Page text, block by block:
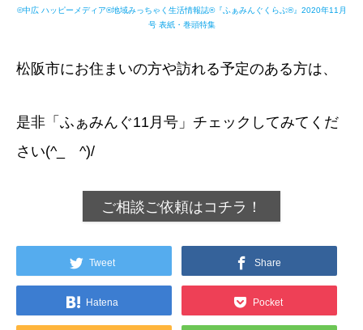
©中広 ハッピーメディア®地域みっちゃく生活情報誌®『ふぁみんぐくらぶ®』2020年11月
号 表紙・巻頭特集
松阪市にお住まいの方や訪れる予定のある方は、
是非「ふぁみんぐ11月号」チェックしてみてくだ
さい(^_ゝ^)/
ご相談ご依頼はコチラ！
Tweet Share
Hatena Pocket